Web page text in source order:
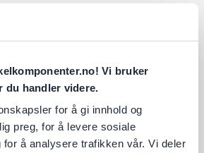
Vi bruker
handler videre.
for å gi innhold og
preg, for å levere sosiale
for å analysere trafikken vår. Vi deler
– laget
og holdbar konstruksjon, og Alert
Kroppen er laget av slitesterke
regn, vind og temperaturendringer.
er baklyset laget for å fungere
og mørke høstkvelder.